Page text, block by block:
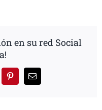
en su red Social
PinterestCorreo